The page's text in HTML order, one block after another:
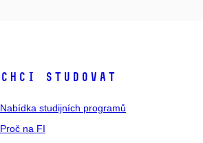
CHCI STUDOVAT
Nabídka studijních programů
Proč na FI